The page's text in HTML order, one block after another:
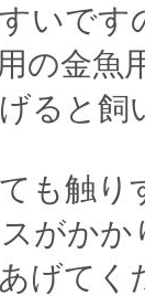
いです
の金
ると飼
も触り
がかか
げてく